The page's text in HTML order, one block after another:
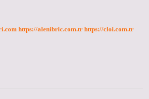
https://alenibric.com.tr https://cloi.com.tr